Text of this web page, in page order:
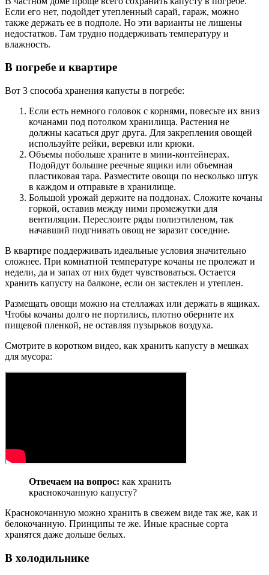
Если его нет, подойдет утепленный сарай, гараж, можно
также держать ее в подполе. Но эти варианты не лишены
недостатков. Там трудно поддерживать температуру и
влажность.
В погребе и квартире
Вот 3 способа хранения капусты в погребе:
Если есть немного головок с корнями, повесьте их вниз
кочанами под потолком хранилища. Растения не
должны касаться друг друга. Для закрепления овощей
используйте рейки, веревки или крюки.
Объемы побольше храните в мини-контейнерах.
Подойдут большие реечные ящики или объемная
пластиковая тара. Разместите овощи по несколько штук
в каждом и отправьте в хранилище.
Большой урожай держите на поддонах. Сложите кочаны
горкой, оставив между ними промежутки для
вентиляции. Переслоите ряды полиэтиленом, так
начавший подгнивать овощ не заразит соседние.
В квартире поддерживать идеальные условия значительно
сложнее. При комнатной температуре кочаны не пролежат и
недели, да и запах от них будет чувствоваться. Остается
хранить капусту на балконе, если он застеклен и утеплен.
Размещать овощи можно на стеллажах или держать в ящиках.
Чтобы кочаны долго не портились, плотно оберните их
пищевой пленкой, не оставляя пузырьков воздуха.
Смотрите в коротком видео, как хранить капусту в мешках
для мусора:
Отвечаем на вопрос: как хранить
краснокочанную капусту?
Краснокочанную можно хранить в свежем виде так же, как и
белокочанную. Принципы те же. Иные красные сорта
хранятся даже дольше белых.
В холодильнике